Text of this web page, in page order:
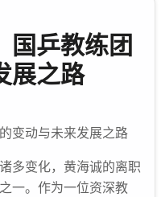
国乒教练团
展之路
变动与未来发展之路
多变化，黄海诚的离职
一。作为一位资深教